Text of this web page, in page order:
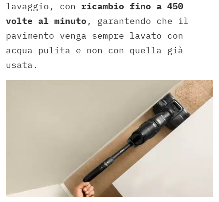
lavaggio, con ricambio fino a 450
volte al minuto , garantendo che il
pavimento venga sempre lavato con
acqua pulita e non con quella già
usata.